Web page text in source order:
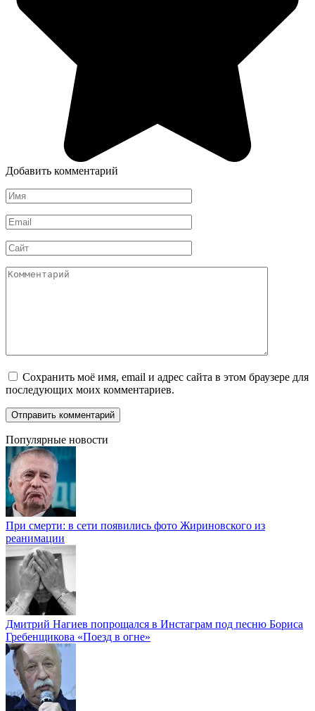
Добавить комментарий
Имя
*
Email
*
Сайт
Комментарий
Сохранить моё имя, email и адрес сайта в этом браузере для
последующих моих комментариев.
Популярные новости
При смерти: в сети появились фото Жириновского из
реанимации
Дмитрий Нагиев попрощался в Инстаграм под песню Бориса
Гребенщикова «Поезд в огне»